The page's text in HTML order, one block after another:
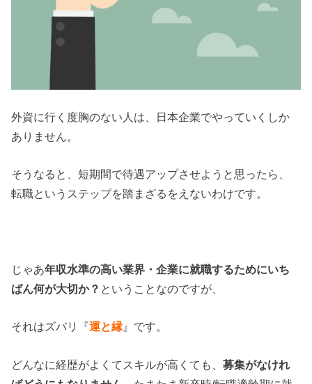
外資に行く度胸のない人は、日本企業でやっていくしか
ありません。
そうなると、短期間で待遇アップさせようと思ったら、
転職というステップを踏まざるをえないわけです。
じゃあ年収水準の高い業界・企業に就職するためにいち
ばん何が大切か？ ということなのですが、
それはズバリ『運と縁 』です。
どんなに経歴がよくてスキルが高くても、募集がなけれ